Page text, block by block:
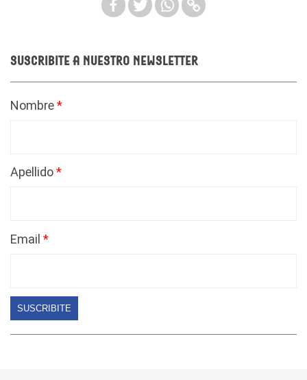
Suscribite a nuestro newsletter
Nombre
Apellido
Email
SUSCRIBITE